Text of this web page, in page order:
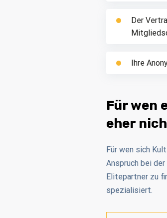
Der
Ihre
Für wen
eher
Für wen sich
Anspruch bei
Elitepartner zu
spezialisiert.